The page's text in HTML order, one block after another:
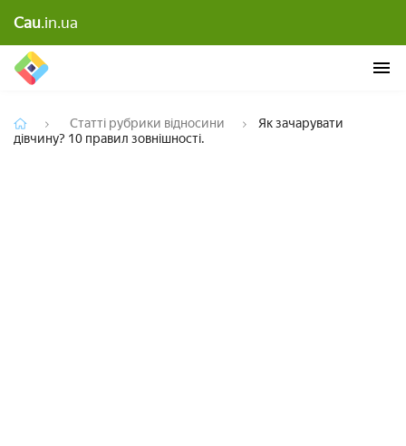
Cau.in.uaЯк зачарувати дівчину? 10 правил зовнішності.
Статті рубрики відносини
Як зачарувати
дівчину? 10 правил зовнішності.